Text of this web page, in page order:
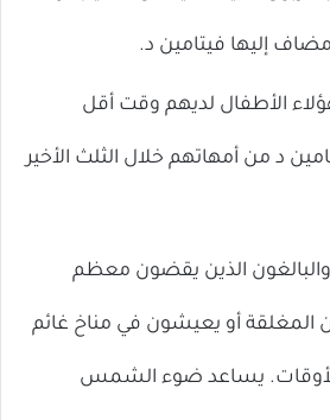
إليها فيتامين د.
الأطفال لديهم وقت أقل
د من أمهاتهم خلال الثلث الأخير
الذين يقضون معظم
المغلقة أو يعيشون في مناخ غائم
الأوقات. يساعد ضوء الشمس